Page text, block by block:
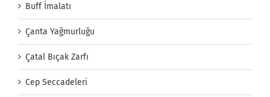
Buff İmalatı
Çanta Yağmurluğu
Çatal Bıçak Zarfı
Cep Seccadeleri